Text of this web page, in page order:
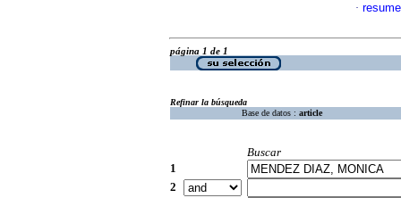
·
página 1 de 1
Refinar la búsqueda
Base de datos : article
Buscar
1
2